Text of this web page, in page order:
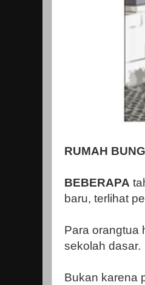
RUMAH
BEBERAPA
baru, terlihat
Para orangtua
sekolah dasar.
Bukan karena